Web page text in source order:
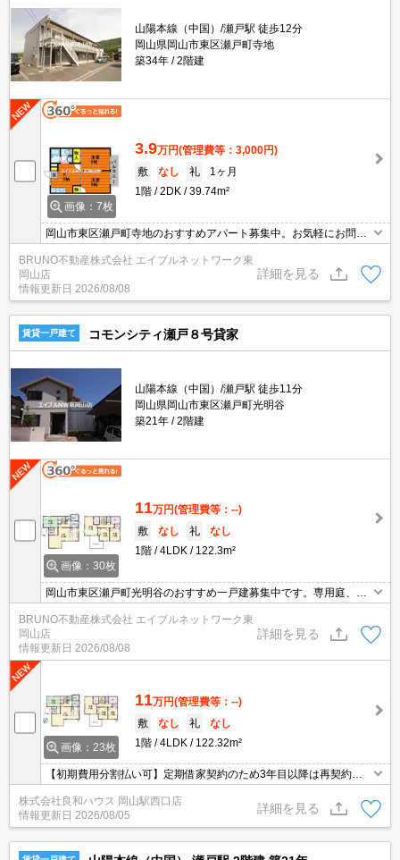
山陽本線（中国）/瀬戸駅 徒歩12分
岡山県岡山市東区瀬戸町寺地
築34年
2階建
画像：7枚
3.9万円(管理費等：3,000円)
敷
なし 礼
1ヶ月
1階
2DK 39.74m²
岡山市東区瀬戸町寺地のおすすめアパート募集中。お気軽にお問い
合わせください。
BRUNO不動産株式会社 エイブルネットワーク東
岡山店
情報更新日 2026/08/08
詳細を見る
賃貸一戸建て コモンシティ瀬戸８号貸家
山陽本線（中国）/瀬戸駅 徒歩11分
岡山県岡山市東区瀬戸町光明谷
築21年
2階建
画像：30枚
11万円(管理費等：--)
敷
なし 礼
なし
1階
4LDK 122.3m²
岡山市東区瀬戸町光明谷のおすすめ一戸建募集中です。専用庭、浴
室乾燥機、温水洗浄便座、シャンプードレッサー、食器洗浄乾燥機
など設備充実。お気軽にお問い合わせください。
BRUNO不動産株式会社 エイブルネットワーク東
岡山店
情報更新日 2026/08/08
詳細を見る
画像：23枚
11万円(管理費等：--)
敷
なし 礼
なし
1階
4LDK 122.32m²
【初期費用分割払い可】定期借家契約のため3年目以降は再契約で
きません。
株式会社良和ハウス 岡山駅西口店
情報更新日 2026/08/05
詳細を見る